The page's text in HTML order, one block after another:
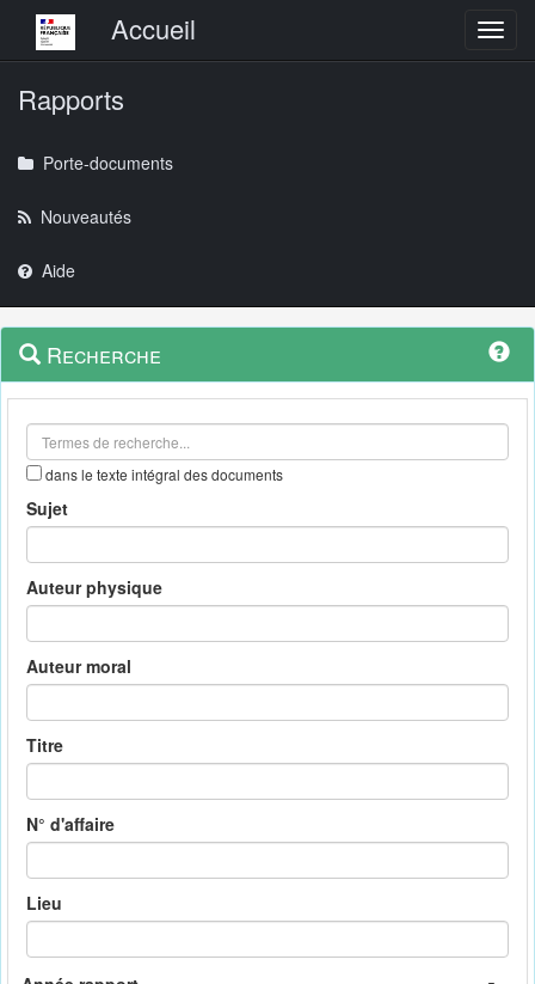
Menu principalAccueil
Rapports
Porte-documents
Nouveautés
Aide
Navigation
outils
Menu
contextuel
Recherche
dans le texte intégral des documents
Sujet
Auteur physique
Auteur moral
Titre
N° d'affaire
Lieu